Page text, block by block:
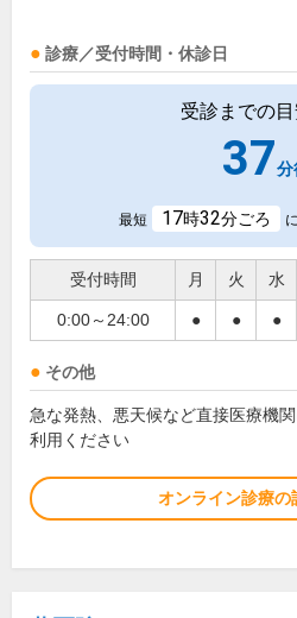
診療／受付時間・休診日
受診までの
37分
最短 17時32分ごろ
受付時間 月 火 水
0:00～24:00 ● ● ●
その他
急な発熱、悪天候など直接医療機
利用ください
オンライン診療の